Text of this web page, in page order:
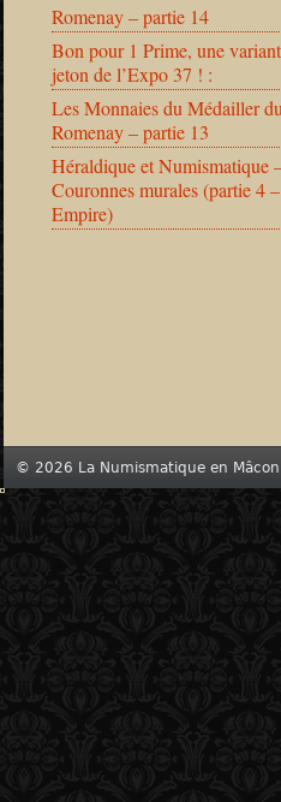
Romenay – partie 14
Bon pour 1 Prime, une
jeton de l’Expo 37 ! :
Les Monnaies du Médailler
Romenay – partie 13
Héraldique et Numismatique
Couronnes murales (partie 4
Empire)
© 2026 La Numismatique en